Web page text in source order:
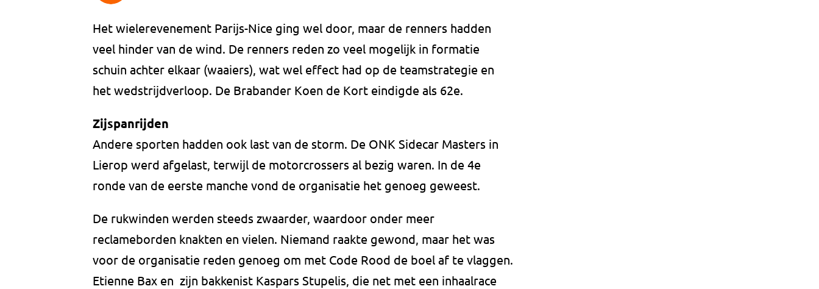
Het wielerevenement Parijs-Nice ging wel door, maar de renners hadden
veel hinder van de wind. De renners reden zo veel mogelijk in formatie
schuin achter elkaar (waaiers), wat wel effect had op de teamstrategie en
het wedstrijdverloop. De Brabander Koen de Kort eindigde als 62e.
Zijspanrijden
Andere sporten hadden ook last van de storm. De ONK Sidecar Masters in
Lierop werd afgelast, terwijl de motorcrossers al bezig waren. In de 4e
ronde van de eerste manche vond de organisatie het genoeg geweest.
De rukwinden werden steeds zwaarder, waardoor onder meer
reclameborden knakten en vielen. Niemand raakte gewond, maar het was
voor de organisatie reden genoeg om met Code Rood de boel af te vlaggen.
Etienne Bax en zijn bakkenist Kaspars Stupelis, die net met een inhaalrace